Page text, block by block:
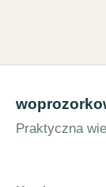
Praktyczna